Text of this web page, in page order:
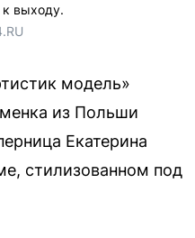
к выходу.
модель»
из Польши
Екатерина
стилизованном под